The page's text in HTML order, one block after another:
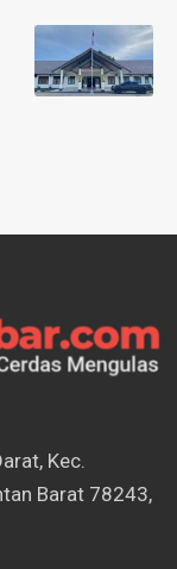
Kec.
Barat 78243,